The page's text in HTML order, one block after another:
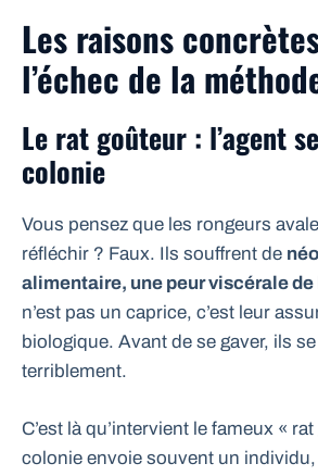
Les raisons
l’échec de la
Le rat goûteur : l’agent
colonie
Vous pensez que les rongeurs
réfléchir ? Faux. Ils souffrent de
alimentaire, une peur viscérale
n’est pas un caprice, c’est leur
biologique. Avant de se gaver, ils
terriblement.
C’est là qu’intervient le fameux «
colonie envoie souvent un